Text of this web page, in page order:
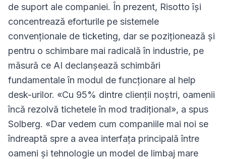
de suport ale companiei. În prezent, Risotto își
concentrează eforturile pe sistemele
convenționale de ticketing, dar se poziționează și
pentru o schimbare mai radicală în industrie, pe
măsură ce AI declanșează schimbări
fundamentale în modul de funcționare al help
desk-urilor. «Cu 95% dintre clienții noștri, oamenii
încă rezolvă tichetele în mod tradițional», a spus
Solberg. «Dar vedem cum companiile mai noi se
îndreaptă spre a avea interfața principală între
oameni și tehnologie un model de limbaj mare